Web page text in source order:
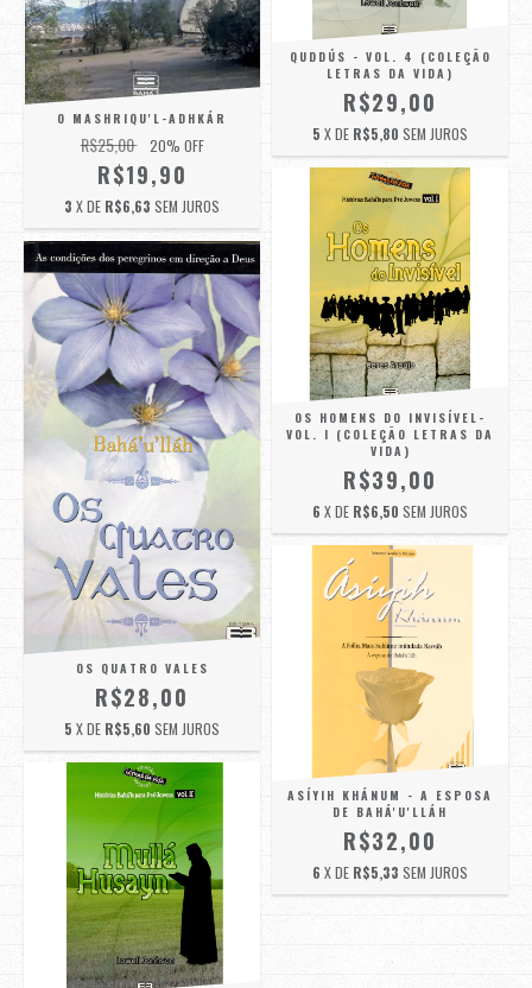
O MASHRIQU'L-ADHKÁR
R$25,00 20% OFF
R$19,90
3 X DE R$6,63 SEM JUROS
QUDDÚS - VOL. 4 (COLEÇÃO
LETRAS DA VIDA)
R$29,00
5 X DE R$5,80 SEM JUROS
OS QUATRO VALES
R$28,00
5 X DE R$5,60 SEM JUROS
OS HOMENS DO INVISÍVEL-
VOL. I (COLEÇÃO LETRAS DA
VIDA)
R$39,00
6 X DE R$6,50 SEM JUROS
ASÍYIH KHÁNUM - A ESPOSA
DE BAHÁ'U'LLÁH
R$32,00
6 X DE R$5,33 SEM JUROS